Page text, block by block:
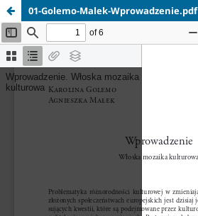
01-Golemo-Malek-Wprowadzenie.pdf